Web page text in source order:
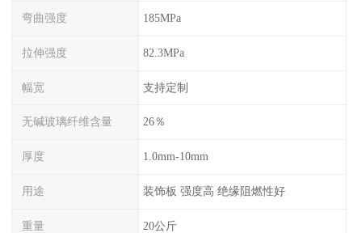
弯曲强度 185MPa
拉伸强度 82.3MPa
幅宽 支持定制
无碱玻璃纤维含量 26％
厚度 1.0mm-10mm
用途 装饰板 强度高 绝缘阻燃性好
重量 20公斤